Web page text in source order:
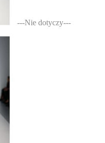
---Nie dotyczy---